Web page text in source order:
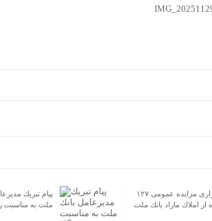
برگزاری مزایده عمومی ۱۲۷
فقره از املاك مازاد بانك ملت
بانک
خبرنگار